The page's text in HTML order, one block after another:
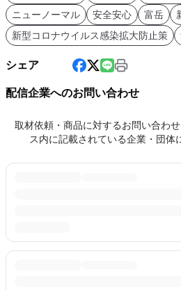
ニューノーマル
安全安心 富岳
新型コロナウイルス感染拡大防止策
シェア
配信企業へのお問い合わせ
取材依頼・商品に対するお問い合わ
ス内に記載されている企業・団体